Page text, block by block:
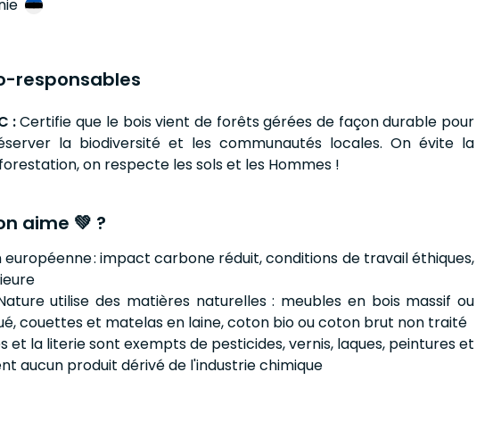
responsables
:Certifie que le bois vient de forêts gérées de façon durable pour
la biodiversité et les communautés locales. On évite la
on respecte les sols et les Hommes !
aime 💚 ?
: impact carbone réduit, conditions de travail éthiques,
utilise des matières naturelles : meubles en bois massif ou
couettes et matelas en laine, coton bio ou coton brut non traité
et la literie sont exempts de pesticides, vernis, laques, peintures et
aucun produit dérivé de l'industrie chimique